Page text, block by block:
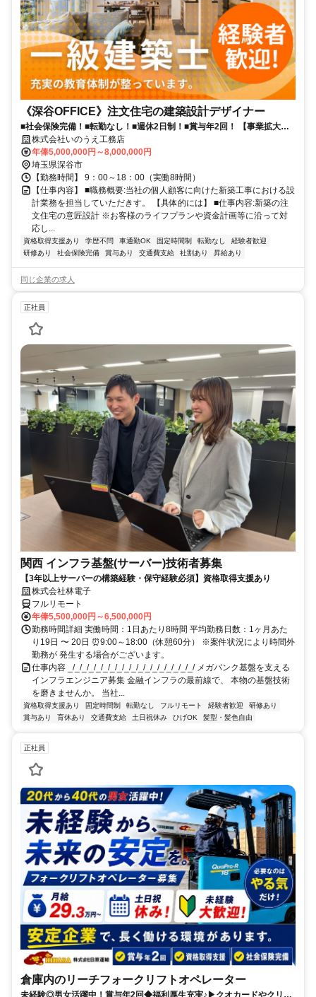
《深谷OFFICE》注文住宅の建築設計デザイナー
■社会保険完備！■転勤なし！■週休2日制！■賞与年2回！ 【事業拡大の
為】《深谷OFFICE》【注文住宅の提案設計デザイナー 募集】 大切に
しているのは、まっすぐ正直な家づくり
株式会社いのうえ工務店
年俸5,000,000円～8,000,000円
埼玉県深谷市
【勤務時間】 9：00～18：00（実働8時間）
【仕事内容】 ■職務概要:当社の個人顧客に向けた新築工事における設
計業務を担当していただきす。 【具体的には】 ■仕事内容:新築の注
文住宅の意匠設計 ※お客様のライフプランや資金計画等に沿って対
応し...
資格取得支援あり 学歴不問 車通勤OK 固定時間制 転勤なし
経験者歓迎
研修あり
社会保険完備 賞与あり 交通費支給 社割あり 昇給あり
同じ企業の求人
正社員
関西 インフラ基盤(サーバー)技術者募集
【3年以上サーバーの構築経験・保守経験必須】資格取得支援あり
株式会社林電子
フルリモート
年俸5,500,000円～6,500,000円
勤務時間詳細 実働時間：1日あたり8時間 平均勤務日数：1ヶ月あた
り19日 〜 20日 ⏰9:00～18:00（休憩60分） ※案件状況により時間外
勤務が 発生する場合がございます。
仕事内容 _/_/_/_/_/_/_/_/_/_/_/_/_/_/_/_/_/_/ メガバンク基盤を支える
インフラエンジニア募集 金融インフラの最前線で、 本物の基盤技術
を磨きませんか。 当社...
資格取得支援あり 固定時間制 転勤なし フルリモート 経験者歓迎
研修あり
賞与あり
育休あり 交通費支給 土日祝休み ひげOK 髪型・髪色自由
正社員
倉庫内のリーチフォークリフトオペレーター